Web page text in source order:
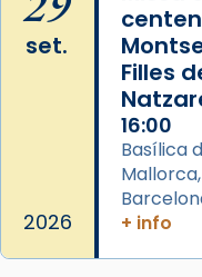
duració
processó
del temple amb
Des de 1985 hi
diablesses amb
gran a Mataró.
«Si vols saber
Santes a
set.
2026
Filles
16:00
Basílica
Mallorca,
+ info